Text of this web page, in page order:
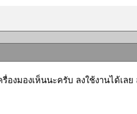
รื่องมองเห็นนะครับ ลงใช้งานได้เล